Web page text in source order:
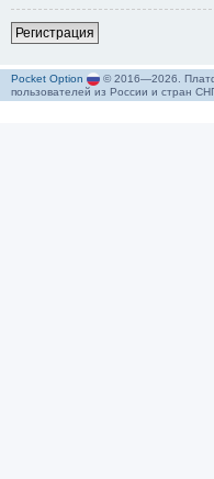
Регистрация
Pocket Option
© 2016—2026.
пользователей из России и стран